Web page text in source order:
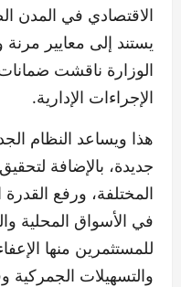
الاقتصادي في المدن
يستند إلى معايير
الوزارة ناقشت
الإجراءات الإدارية.
هذا ويساعد النظام
جديدة، بالإضافة
المختلفة، ورفع
في الأسواق المحلية
للمستثمرين منها
والتسهيلات الجمركية